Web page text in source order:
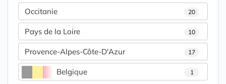
Occitanie 20
Pays de la Loire 10
Provence-Alpes-Côte-D'Azur 17
Belgique 1